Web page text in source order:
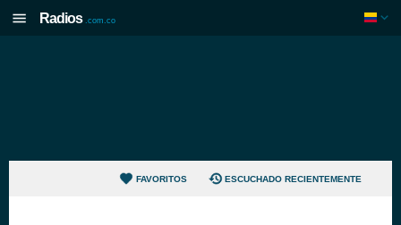
Radios .com.co
FAVORITOS ESCUCHADO RECIENTEMENTE